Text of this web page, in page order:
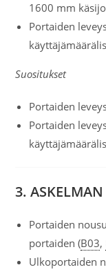
1600 mm
Portaiden
Suositukset
Portaiden
Portaiden
3.
Portaiden
portaiden (B03,
Ulkoportaiden